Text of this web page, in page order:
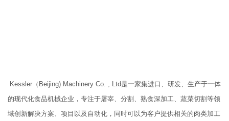
Kessler（Beijing) Machinery Co. , Ltd是一家集进口、研发、生产于一体
的现代化食品机械企业，专注于屠宰、分割、熟食深加工、蔬菜切割等领
域创新解决方案、项目以及自动化，同时可以为客户提供相关的肉类加工